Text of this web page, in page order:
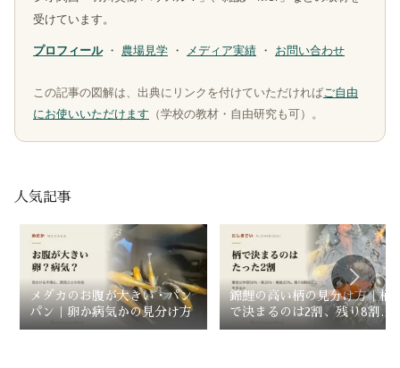
受けています。
プロフィール・ 農場見学 ・ メディア実績 ・ お問い合わせ
この記事の図解は、出典にリンクを付けていただければご自由
にお使いいただけます （学校の教材・自由研究も可）。
人気記事
メダカのお腹が大きい・パン
パン｜卵か病気かの見分け方
錦鯉の高い柄の見分け方｜柄
で決まるのは2割、残り8割は
どこを見るか